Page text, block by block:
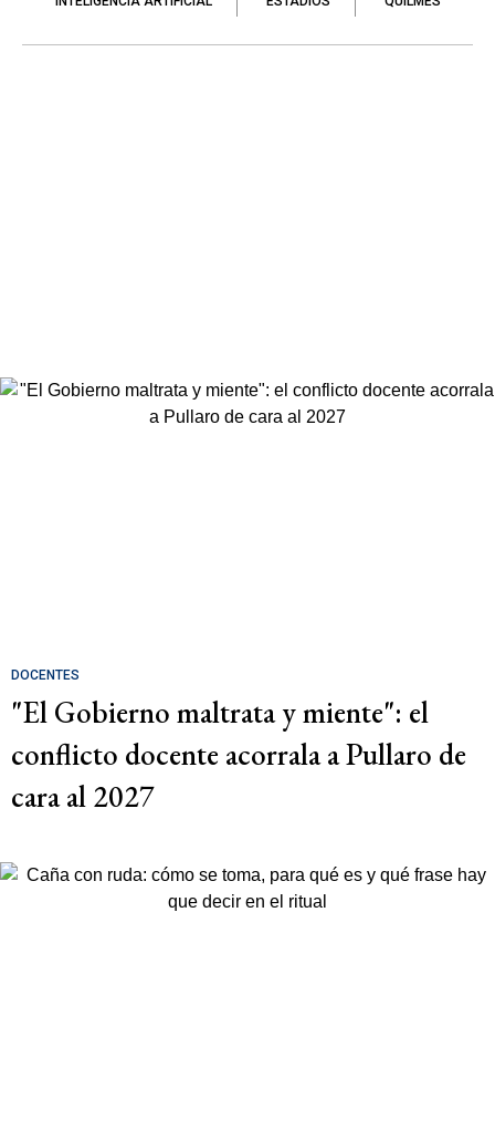
DOCENTES
"El Gobierno maltrata y miente": el
conflicto docente acorrala a Pullaro de
cara al 2027